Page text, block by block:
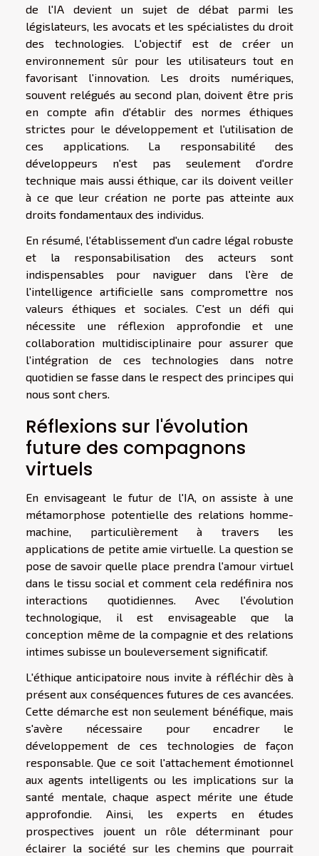
de l'IA devient un sujet de débat parmi les
législateurs, les avocats et les spécialistes du droit
des technologies. L'objectif est de créer un
environnement sûr pour les utilisateurs tout en
favorisant l'innovation. Les droits numériques,
souvent relégués au second plan, doivent être pris
en compte afin d'établir des normes éthiques
strictes pour le développement et l'utilisation de
ces applications. La responsabilité des
développeurs n'est pas seulement d'ordre
technique mais aussi éthique, car ils doivent veiller
à ce que leur création ne porte pas atteinte aux
droits fondamentaux des individus.
En résumé, l'établissement d'un cadre légal robuste
et la responsabilisation des acteurs sont
indispensables pour naviguer dans l'ère de
l'intelligence artificielle sans compromettre nos
valeurs éthiques et sociales. C'est un défi qui
nécessite une réflexion approfondie et une
collaboration multidisciplinaire pour assurer que
l'intégration de ces technologies dans notre
quotidien se fasse dans le respect des principes qui
nous sont chers.
Réflexions sur l'évolution
future des compagnons
virtuels
En envisageant le futur de l'IA, on assiste à une
métamorphose potentielle des relations homme-
machine, particulièrement à travers les
applications de petite amie virtuelle. La question se
pose de savoir quelle place prendra l'amour virtuel
dans le tissu social et comment cela redéfinira nos
interactions quotidiennes. Avec l'évolution
technologique, il est envisageable que la
conception même de la compagnie et des relations
intimes subisse un bouleversement significatif.
L'éthique anticipatoire nous invite à réfléchir dès à
présent aux conséquences futures de ces avancées.
Cette démarche est non seulement bénéfique, mais
s'avère nécessaire pour encadrer le
développement de ces technologies de façon
responsable. Que ce soit l'attachement émotionnel
aux agents intelligents ou les implications sur la
santé mentale, chaque aspect mérite une étude
approfondie. Ainsi, les experts en études
prospectives jouent un rôle déterminant pour
éclairer la société sur les chemins que pourrait